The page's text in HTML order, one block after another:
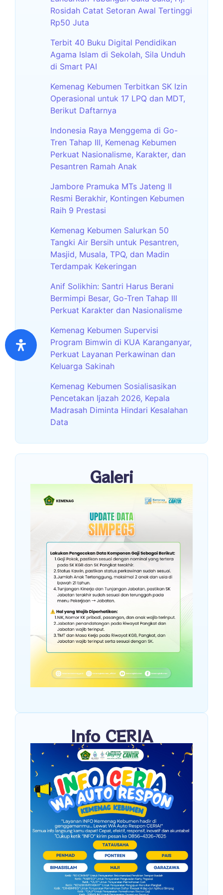
Rosidah Catat Setoran Awal Tertinggi
Rp50 Juta
Terbit 40 Buku Digital Pendidikan
Agama Islam di Sekolah, Sila Unduh
di Smart PAI
Kemenag Kebumen Terbitkan SK Izin
Operasional untuk 17 LPQ dan MDT,
Berikut Daftarnya
Indonesia Raya Menggema di Go-
Tren Tahap III, Kemenag Kebumen
Perkuat Nasionalisme, Karakter, dan
Pesantren Ramah Anak
Jambore Pramuka MTs Jateng II
Resmi Berakhir, Kontingen Kebumen
Raih 9 Prestasi
Kemenag Kebumen Salurkan 50
Tangki Air Bersih untuk Pesantren,
Masjid, Musala, TPQ, dan Madin
Terdampak Kekeringan
Anif Solikhin: Santri Harus Berani
Bermimpi Besar, Go-Tren Tahap III
Perkuat Karakter dan Nasionalisme
Kemenag Kebumen Supervisi
Program Bimwin di KUA Karanganyar,
Perkuat Layanan Perkawinan dan
Keluarga Sakinah
Kemenag Kebumen Sosialisasikan
Pencetakan Ijazah 2026, Kepala
Madrasah Diminta Hindari Kesalahan
Data
Galeri
Info CERIA